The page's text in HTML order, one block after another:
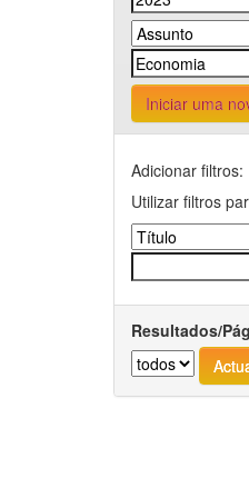
Iniciar uma
Adicionar filtros:
Utilizar filtros
Resultados/